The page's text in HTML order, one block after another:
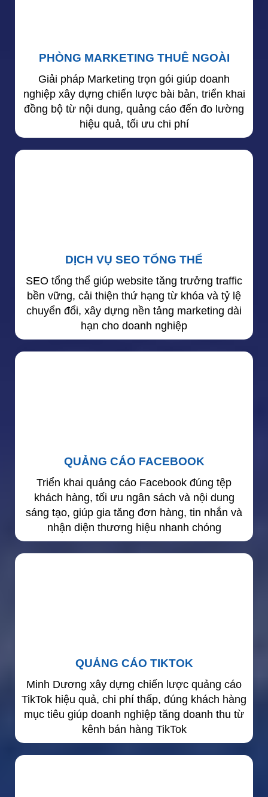
PHÒNG MARKETING THUÊ NGOÀI
Giải pháp Marketing trọn gói giúp doanh
nghiệp xây dựng chiến lược bài bản, triển khai
đồng bộ từ nội dung, quảng cáo đến đo lường
hiệu quả, tối ưu chi phí
DỊCH VỤ SEO TỔNG THỂ
SEO tổng thể giúp website tăng trưởng traffic
bền vững, cải thiện thứ hạng từ khóa và tỷ lệ
chuyển đổi, xây dựng nền tảng marketing dài
hạn cho doanh nghiệp
QUẢNG CÁO FACEBOOK
Triển khai quảng cáo Facebook đúng tệp
khách hàng, tối ưu ngân sách và nội dung
sáng tạo, giúp gia tăng đơn hàng, tin nhắn và
nhận diện thương hiệu nhanh chóng
QUẢNG CÁO TIKTOK
Minh Dương xây dựng chiến lược quảng cáo
TikTok hiệu quả, chi phí thấp, đúng khách hàng
mục tiêu giúp doanh nghiệp tăng doanh thu từ
kênh bán hàng TikTok